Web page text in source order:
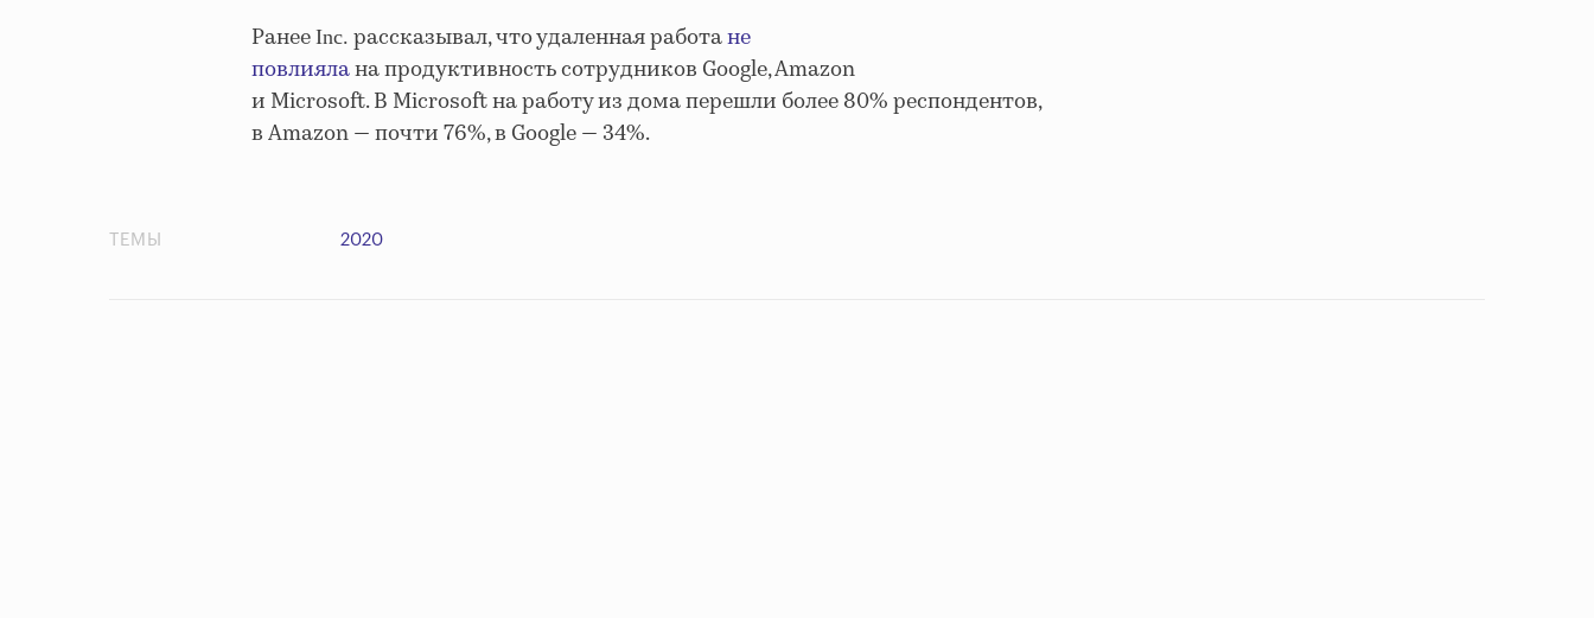
Ранее Inc. рассказывал, чтоудаленная работане
повлиялана продуктивность сотрудников Google, Amazon
и Microsoft. В Microsoftна работу из дома перешли более 80% респондентов,
в Amazon — почти 76%, в Google — 34%.
ТЕМЫ 2020